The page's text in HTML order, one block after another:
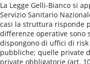
La Legge Gelli-Bianco si
Servizio Sanitario
casi la struttura risponde
differenze operative sono
dispongono di uffici di
pubbliche; quelle private
private obbligatorie (art.